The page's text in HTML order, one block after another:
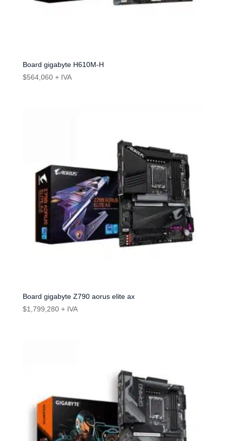
Board gigabyte H610M-H
$564,060 + IVA
Board gigabyte Z790 aorus elite ax
$1,799,280 + IVA